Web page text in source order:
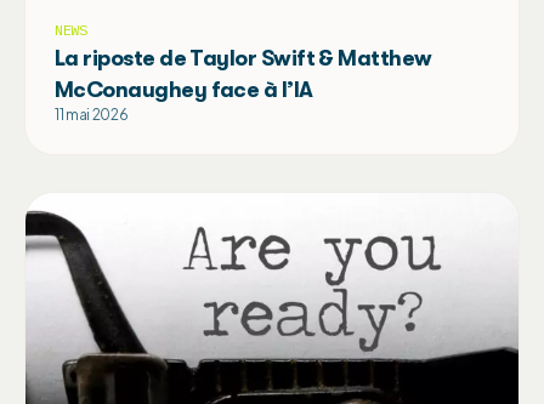
NEWS
La riposte de Taylor Swift & Matthew
McConaughey face à l’IA
11 mai 2026